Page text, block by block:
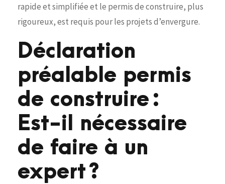
rapide et simplifiée et le permis de construire, plus
rigoureux, est requis pour les projets d’envergure.
Déclaration
préalable permis
de construire :
Est-il nécessaire
de faire à un
expert ?